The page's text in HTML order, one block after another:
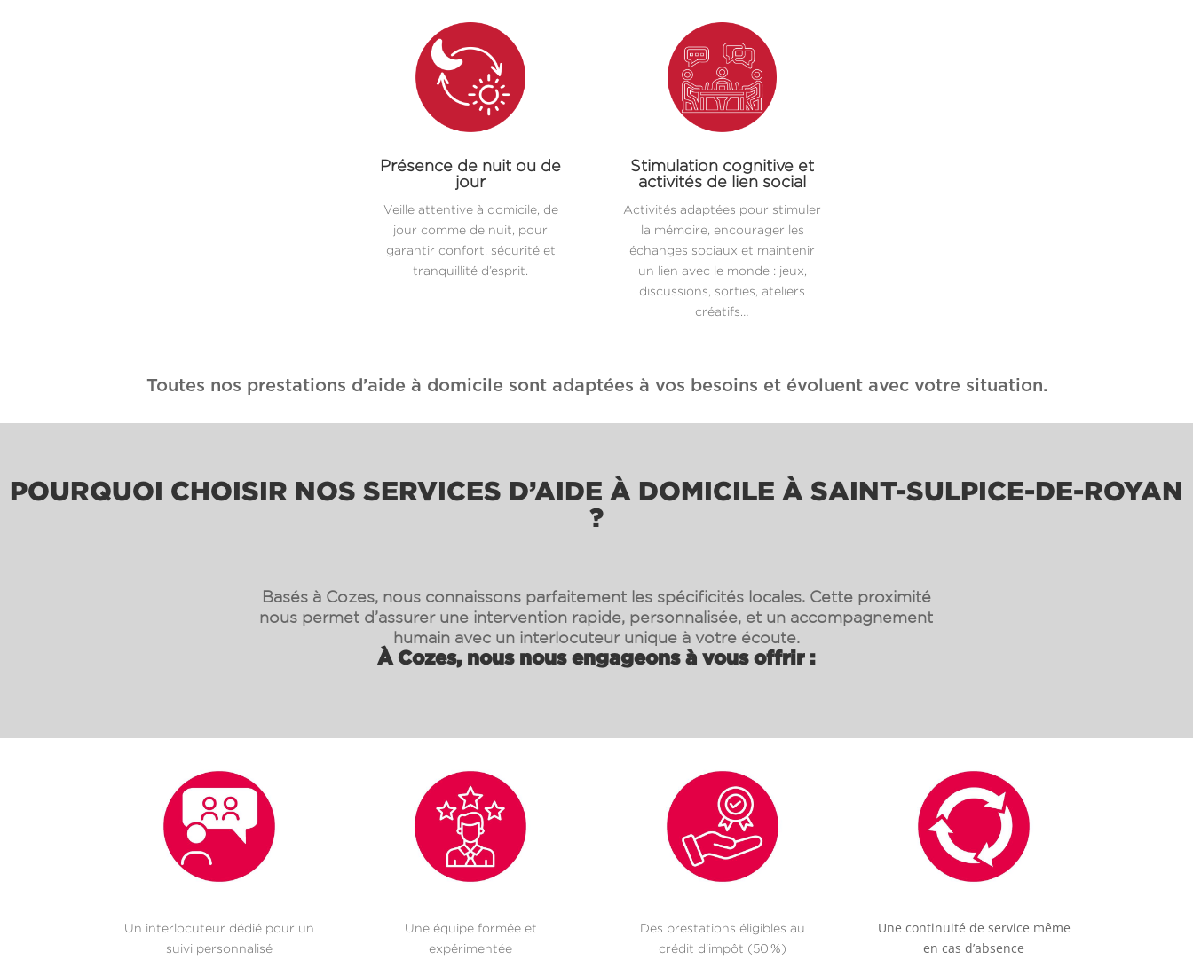
Présence de nuit ou de
jour
Veille attentive à domicile, de
jour comme de nuit, pour
garantir confort, sécurité et
tranquillité d’esprit.
Stimulation cognitive et
activités de lien social
Activités adaptées pour stimuler
la mémoire, encourager les
échanges sociaux et maintenir
un lien avec le monde : jeux,
discussions, sorties, ateliers
créatifs…
Toutes nos prestations d’aide à domicile sont adaptées à vos besoins et évoluent avec votre situation.
POURQUOI CHOISIR NOS SERVICES D’AIDE À DOMICILE À SAINT-SULPICE-DE-ROYAN
?
Basés à Cozes, nous connaissons parfaitement les spécificités locales. Cette proximité
nous permet d’assurer une intervention rapide, personnalisée, et un accompagnement
humain avec un interlocuteur unique à votre écoute.
À Cozes, nous nous engageons à vous offrir :
Un interlocuteur dédié pour un
suivi personnalisé
Une équipe formée et
expérimentée
Des prestations éligibles au
crédit d’impôt (50 %)
Une continuité de service même
en cas d’absence